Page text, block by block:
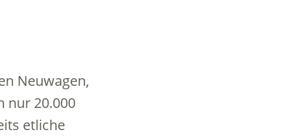
Neuwagen,
nur 20.000
etliche